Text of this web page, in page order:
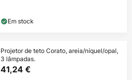
Em stock
Projetor de teto Corato, areia/níquel/opal,
3 lâmpadas.
41,24 €